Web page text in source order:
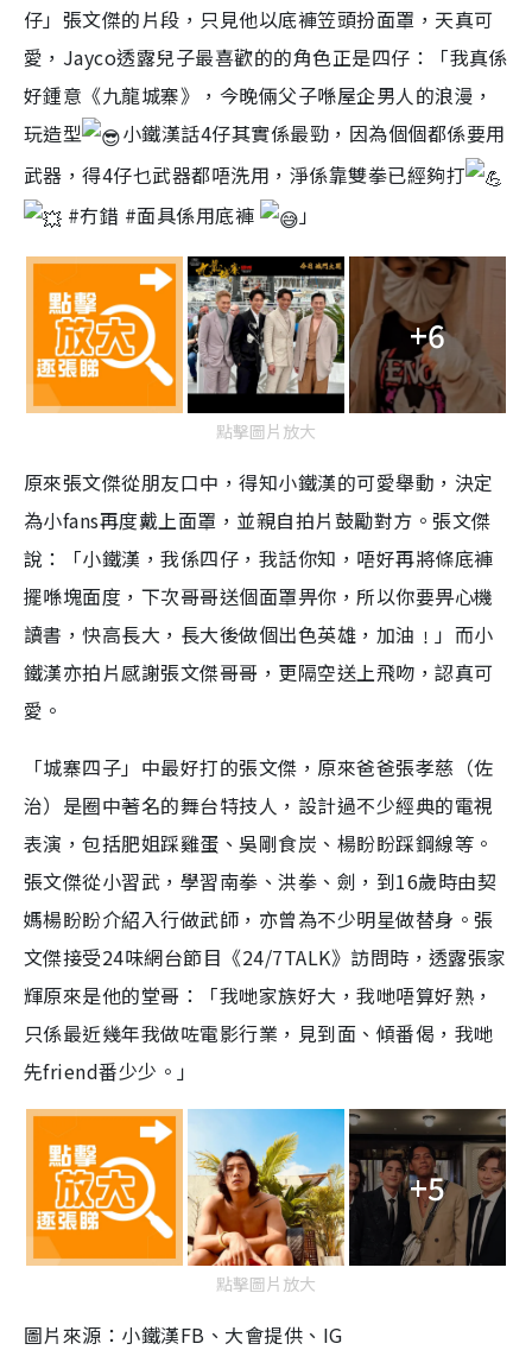
仔」張文傑的片段，只見他以底褲笠頭扮面罩，天真可
愛，Jayco透露兒子最喜歡的的角色正是四仔：「我真係
好鍾意《九龍城寨》，今晚倆父子喺屋企男人的浪漫，
玩造型
小鐵漢話4仔其實係最勁，因為個個都係要用
武器，得4仔乜武器都唔洗用，淨係靠雙拳已經夠打
#冇錯 #面具係用底褲 」
+6
點擊圖片放大
原來張文傑從朋友口中，得知小鐵漢的可愛舉動，決定
為小fans再度戴上面罩，並親自拍片鼓勵對方。張文傑
說：「小鐵漢，我係四仔，我話你知，唔好再將條底褲
擺喺塊面度，下次哥哥送個面罩畀你，所以你要畀心機
讀書，快高長大，長大後做個出色英雄，加油﹗」而小
鐵漢亦拍片感謝張文傑哥哥，更隔空送上飛吻，認真可
愛。
「城寨四子」中最好打的張文傑，原來爸爸張孝慈（佐
治）是圈中著名的舞台特技人，設計過不少經典的電視
表演，包括肥姐踩雞蛋、吳剛食炭、楊盼盼踩鋼線等。
張文傑從小習武，學習南拳、洪拳、劍，到16歲時由契
媽楊盼盼介紹入行做武師，亦曾為不少明星做替身。張
文傑接受24味網台節目《24/7TALK》訪問時，透露張家
輝原來是他的堂哥：「我哋家族好大，我哋唔算好熟，
只係最近幾年我做咗電影行業，見到面、傾番偈，我哋
先friend番少少。」
+5
點擊圖片放大
圖片來源：小鐵漢FB、大會提供、IG